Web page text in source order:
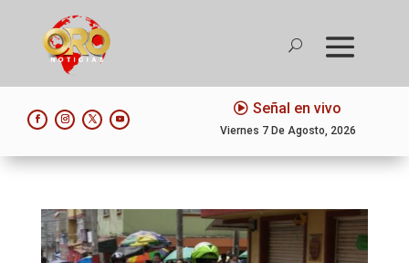
Señal en vivo
Viernes 7 De Agosto, 2026